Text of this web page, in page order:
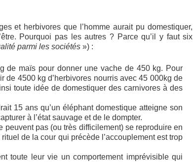
et herbivores que l’homme aurait pu domestiquer,
Pourquoi pas les autres ? Parce qu’il y faut six
parmi les sociétés ») :
de maïs pour donner une vache de 450 kg. Pour
4500 kg d’herbivores nourris avec 45 000kg de
toute idée de domestiquer des carnivores à des
15 ans qu’un éléphant domestique atteigne son
à l’état sauvage et de le dompter.
peuvent pas (ou très difficilement) se reproduire en
de la cour qui précède l’accouplement est trop
toute leur vie un comportement imprévisible qui